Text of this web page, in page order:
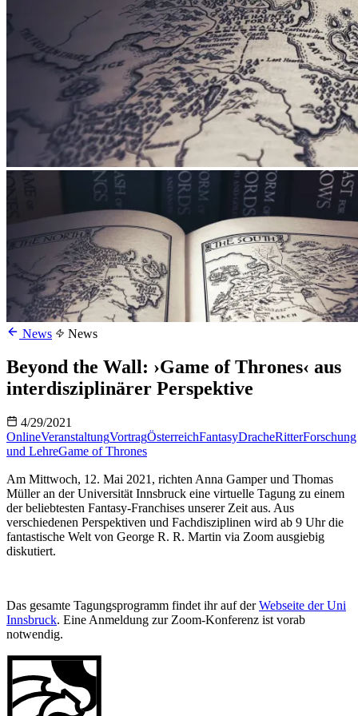
News News
Beyond the Wall: ›Game of Thrones‹ aus
interdisziplinärer Perspektive
4/29/2021
OnlineVeranstaltungVortragÖsterreichFantasyDracheRitterForschung
und LehreGame of Thrones
Am Mittwoch, 12. Mai 2021, richten Anna Gamper und Thomas
Müller an der Universität Innsbruck eine virtuelle Tagung zu einem
der beliebtesten Fantasy-Franchises unserer Zeit aus. Aus
verschiedenen Perspektiven und Fachdisziplinen wird ab 9 Uhr die
fantastische Welt von George R. R. Martin via Zoom ausgiebig
diskutiert.
Das gesamte Tagungsprogramm findet ihr auf derWebseite der Uni
Innsbruck. Eine Anmeldung zur Zoom-Konferenz ist vorab
notwendig.